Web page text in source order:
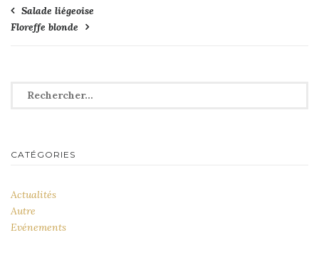
Navigation
de
Salade liégeoise
Floreffe blonde
Rechercher :
CATÉGORIES
Actualités
Autre
Evénements